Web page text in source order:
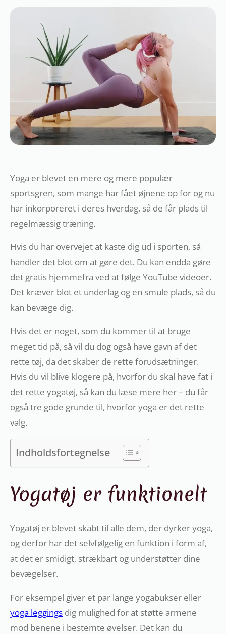
Yoga er blevet en mere og mere populær
sportsgren, som mange har fået øjnene op for og nu
har inkorporeret i deres hverdag, så de får plads til
regelmæssig træning.
Hvis du har overvejet at kaste dig ud i sporten, så
handler det blot om at gøre det. Du kan endda gøre
det gratis hjemmefra ved at følge YouTube videoer.
Det kræver blot et underlag og en smule plads, så du
kan bevæge dig.
Hvis det er noget, som du kommer til at bruge
meget tid på, så vil du dog også have gavn af det
rette tøj, da det skaber de rette forudsætninger.
Hvis du vil blive klogere på, hvorfor du skal have fat i
det rette yogatøj, så kan du læse mere her – du får
også tre gode grunde til, hvorfor yoga er det rette
valg.
Indholdsfortegnelse
Yogatøj er funktionelt
Yogatøj er blevet skabt til alle dem, der dyrker yoga,
og derfor har det selvfølgelig en funktion i form af,
at det er smidigt, strækbart og understøtter dine
bevægelser.
For eksempel giver et par lange yogabukser eller
yoga leggings dig mulighed for at støtte armene
mod benene i bestemte øvelser. Det kan du